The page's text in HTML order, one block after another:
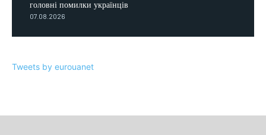
головні помилки українців
07.08.2026
Tweets by eurouanet